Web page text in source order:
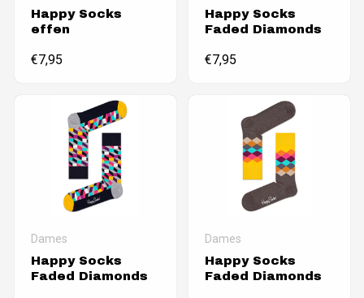
Happy Socks
effen
€7,95
Happy Socks
Faded Diamonds
€7,95
Dames
Happy Socks
Faded Diamonds
Dames
Happy Socks
Faded Diamonds